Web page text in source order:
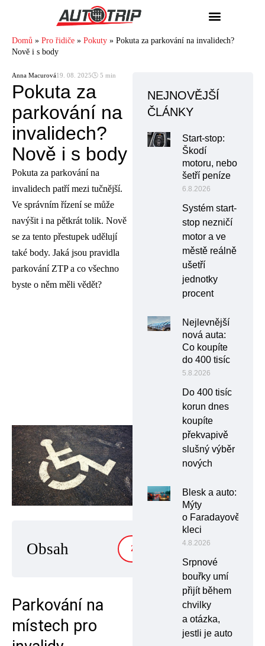
Domů » Pro řidiče » Pokuty » Pokuta za parkování na invalidech?
Nově i s body
Anna Macurová19. 08. 2025🕓 5 min
Pokuta za
parkování na
invalidech?
Nově i s body
Pokuta za parkování na
invalidech patří mezi tučnější.
Ve správním řízení se může
navýšit i na pětkrát tolik. Nově
se za tento přestupek udělují
také body. Jaká jsou pravidla
parkování ZTP a co všechno
byste o něm měli vědět?
Obsah ZOBRAZIT
Parkování na
místech pro
NEJNOVĚJŠÍ
ČLÁNKY
Start-stop:
Škodí
motoru, nebo
šetří peníze
6.8.2026
Systém start-
stop nezničí
motor a ve
městě reálně
ušetří
jednotky
procent
Nejlevnější
nová auta:
Co koupíte
do 400 tisíc
5.8.2026
Do 400 tisíc
korun dnes
koupíte
překvapivě
slušný výběr
nových
Blesk a auto:
Mýty
o Faradayově
kleci
4.8.2026
Srpnové
bouřky umí
přijít během
chvilky
a otázka,
jestli je auto